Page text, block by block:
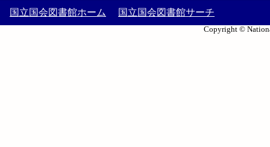
国立国会図書館ホーム 国立国会図書館サーチ
Copyright ©